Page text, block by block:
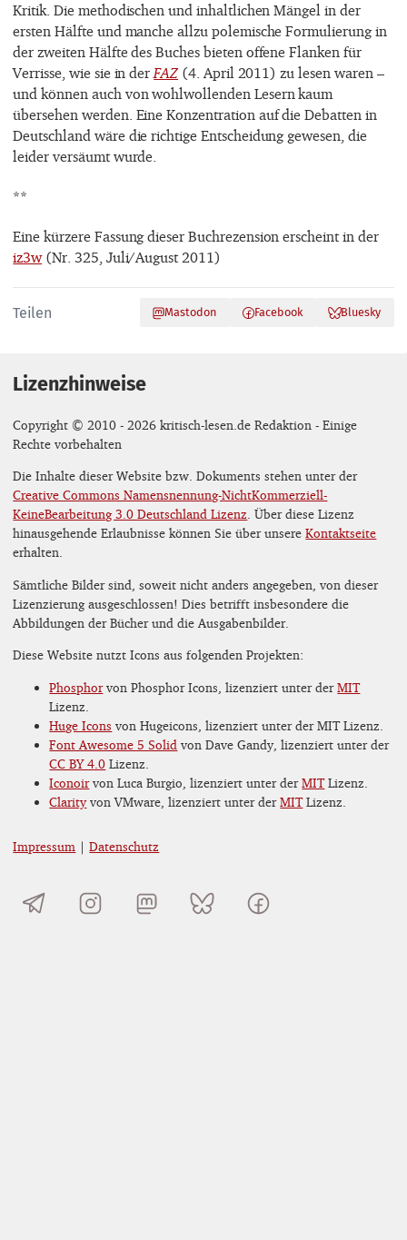
Kritik. Die methodischen und inhaltlichen Mängel in der
ersten Hälfte und manche allzu polemische Formulierung in
der zweiten Hälfte des Buches bieten offene Flanken für
Verrisse, wie sie in derFAZ (4. April 2011) zu lesen waren –
und können auch von wohlwollenden Lesern kaum
übersehen werden. Eine Konzentration auf die Debatten in
Deutschland wäre die richtige Entscheidung gewesen, die
leider versäumt wurde.
**
Eine kürzere Fassung dieser Buchrezension erscheint in der
iz3w(Nr. 325, Juli/August 2011)
Teilen Mastodon Facebook Bluesky
Lizenzhinweise
Copyright © 2010 - 2026 kritisch-lesen.de Redaktion - Einige
Rechte vorbehalten
Die Inhalte dieser Website bzw. Dokuments stehen unter der
Creative Commons Namensnennung-NichtKommerziell-
KeineBearbeitung 3.0 Deutschland Lizenz. Über diese Lizenz
hinausgehende Erlaubnisse können Sie über unsereKontaktseite
erhalten.
Sämtliche Bilder sind, soweit nicht anders angegeben, von dieser
Lizenzierung ausgeschlossen! Dies betrifft insbesondere die
Abbildungen der Bücher und die Ausgabenbilder.
Diese Website nutzt Icons aus folgenden Projekten:
Phosphorvon Phosphor Icons, lizenziert unter derMIT
Lizenz.
Huge Icons von Hugeicons, lizenziert unter der MIT Lizenz.
Font Awesome 5 Solid von Dave Gandy, lizenziert unter der
CC BY 4.0 Lizenz.
Iconoirvon Luca Burgio, lizenziert unter derMITLizenz.
Clarityvon VMware, lizenziert unter derMITLizenz.
Impressum |Datenschutz